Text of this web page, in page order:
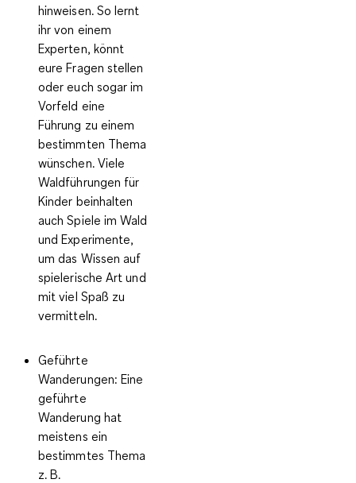
hinweisen. So lernt
ihr von einem
Experten, könnt
eure Fragen stellen
oder euch sogar im
Vorfeld eine
Führung zu einem
bestimmten Thema
wünschen. Viele
Waldführungen für
Kinder beinhalten
auch Spiele im Wald
und Experimente,
um das Wissen auf
spielerische Art und
mit viel Spaß zu
vermitteln.
Geführte
Wanderungen: Eine
geführte
Wanderung hat
meistens ein
bestimmtes Thema
z. B.